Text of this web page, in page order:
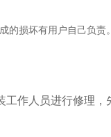
的损坏有用户自己负责。
作人员进行修理